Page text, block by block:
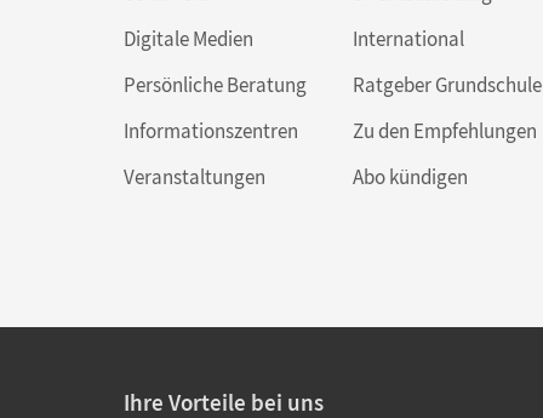
Digitale Medien
Persönliche Beratung
Informationszentren
Veranstaltungen
International
Ratgeber Grundschule
Zu den Empfehlungen
Abo kündigen
Ihre Vorteile bei uns